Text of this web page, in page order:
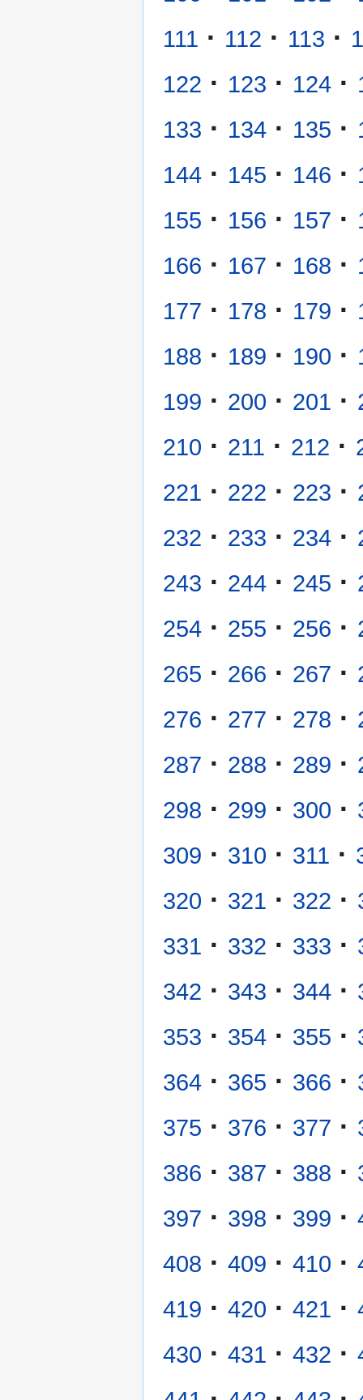
111 · 112 · 113 ·
122 · 123 · 124 ·
133 · 134 · 135 ·
144 · 145 · 146 ·
155 · 156 · 157 ·
166 · 167 · 168 ·
177 · 178 · 179 ·
188 · 189 · 190 ·
199 · 200 · 201 ·
210 · 211 · 212 ·
221 · 222 · 223 ·
232 · 233 · 234 ·
243 · 244 · 245 ·
254 · 255 · 256 ·
265 · 266 · 267 ·
276 · 277 · 278 ·
287 · 288 · 289 ·
298 · 299 · 300 ·
309 · 310 · 311 ·
320 · 321 · 322 ·
331 · 332 · 333 ·
342 · 343 · 344 ·
353 · 354 · 355 ·
364 · 365 · 366 ·
375 · 376 · 377 ·
386 · 387 · 388 ·
397 · 398 · 399 ·
408 · 409 · 410 ·
419 · 420 · 421 ·
430 · 431 · 432 ·